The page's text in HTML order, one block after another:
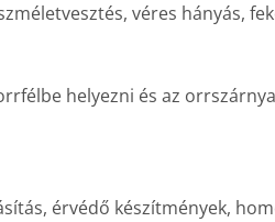
véres hányás,
helyezni és az
érvédő készítmények,